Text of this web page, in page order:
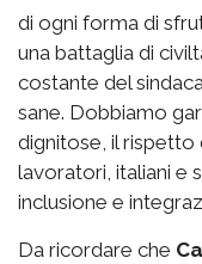
di ogni forma di
una battaglia di
costante del
sane. Dobbiamo
dignitose, il rispetto
lavoratori, italiani e
inclusione e
Da ricordare che